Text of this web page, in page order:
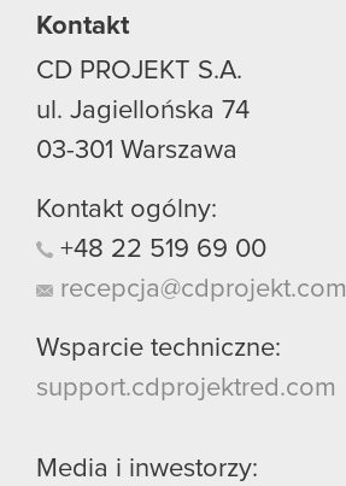
Kontakt
CD PROJEKT S.A.
ul. Jagiellońska 74
03-301 Warszawa
Kontakt ogólny:
+48 22 519 69 00
recepcja@cdprojekt.com
Wsparcie techniczne:
support.cdprojektred.com
Media i inwestorzy: